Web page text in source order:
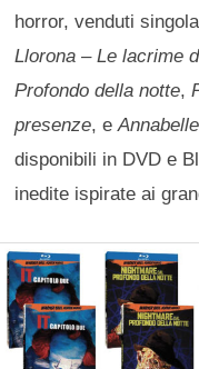
horror, venduti
Llorona – Le lacrime
Profondo della notte,
presenze, e
disponibili in DVD e
inedite ispirate ai